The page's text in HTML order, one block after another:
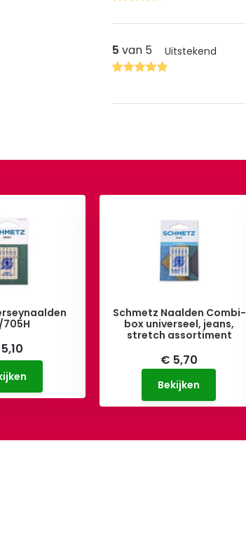
5 van 5 Uitstekend
705H
Schmetz Naalden Combi-
box universeel, jeans,
stretch assortiment
€ 5,70
Bekijken